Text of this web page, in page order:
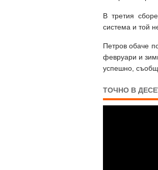
В третия
система и той
Петров обаче
февруари и
успешно,
ТОЧНО В